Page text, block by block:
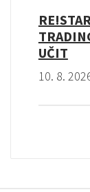
UČIT
10. 8.